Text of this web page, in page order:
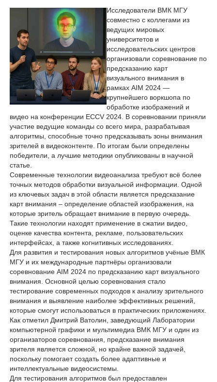
Исследователи ВМК МГУ
совместно с коллегами из
ведущих мировых
университетов и
исследовательских центров
организовали соревнование по
предсказанию карт
визуального внимания в
рамках AIM 2024 —
крупнейшего воркшопа по
обработке изображений и
видео на конференции ECCV 2024. В соревновании приняли
участие ведущие команды со всего мира, разрабатывая
алгоритмы, способные точно предсказывать зоны внимания
зрителей в видеоконтенте. По итогам были определены
победители, а лучшие методики опубликованы в научной
статье.
Современные технологии видеоанализа требуют всё более
точных методов обработки визуальной информации. Одной
из ключевых задач в этой области является предсказание
карт внимания – определение областей изображения, на
которые зритель обращает внимание в первую очередь.
Такие технологии находят применение в сжатии видео,
оценке качества контента, рекламе, пользовательских
интерфейсах, а также когнитивных исследованиях.
Для развития и тестирования новых алгоритмов учёные ВМК
МГУ и их международные партнёры организовали
соревнование AIM 2024 по предсказанию карт визуального
внимания. Основной целью соревнования стало
тестирование современных подходов к анализу зрительного
внимания и выявление наиболее эффективных решений,
которые смогут использоваться в практических приложениях.
Как отметил Дмитрий Ватолин, заведующий Лаборатории
компьютерной графики и мультимедиа ВМК МГУ и один из
организаторов соревнования, предсказание внимания
зрителя является сложной, но крайне важной задачей,
поскольку помогает создать более адаптивные и
интеллектуальные видеосистемы.
Для тестирования алгоритмов был предоставлен